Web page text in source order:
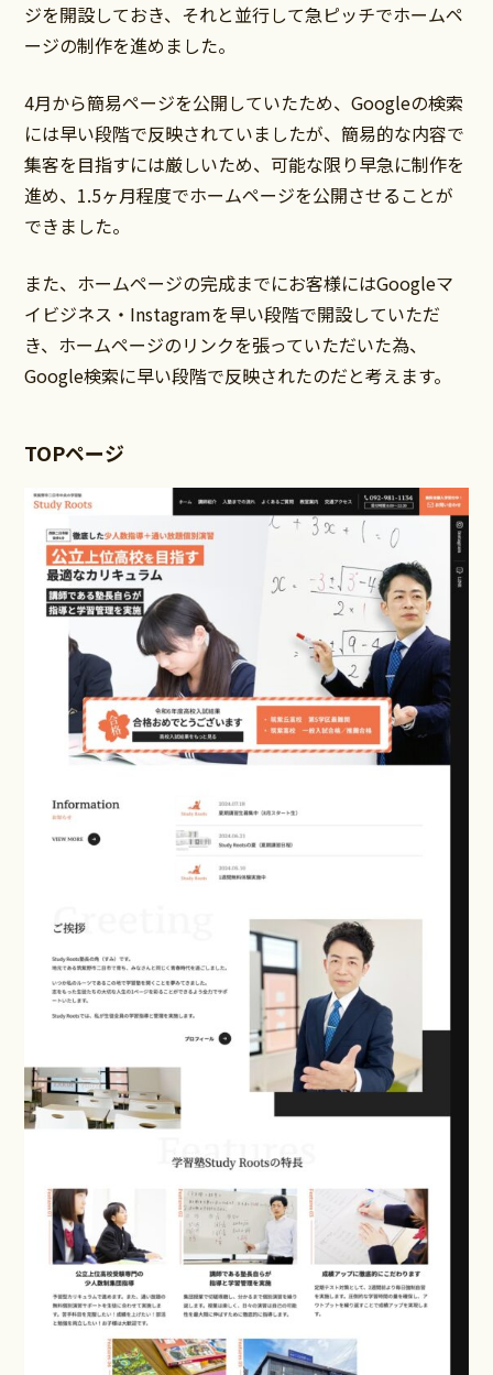
ジを開設しておき、それと並行して急ピッチでホームペ
ージの制作を進めました。
4月から簡易ページを公開していたため、Googleの検索
には早い段階で反映されていましたが、簡易的な内容で
集客を目指すには厳しいため、可能な限り早急に制作を
進め、1.5ヶ月程度でホームページを公開させることが
できました。
また、ホームページの完成までにお客様にはGoogleマ
イビジネス・Instagramを早い段階で開設していただ
き、ホームページのリンクを張っていただいた為、
Google検索に早い段階で反映されたのだと考えます。
TOPページ